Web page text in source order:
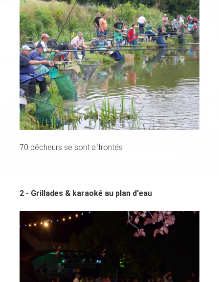
70 pêcheurs se sont affrontés
2 - Grillades & karaoké au plan d'eau